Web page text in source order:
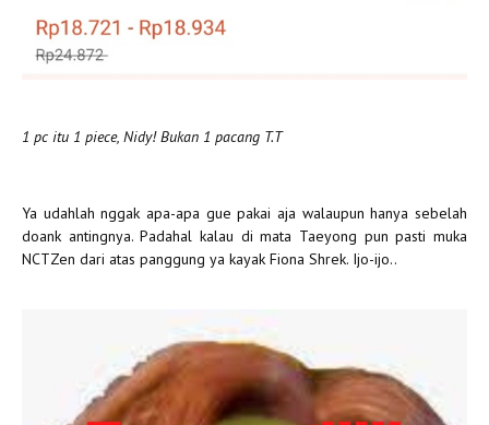
1 pc itu 1 piece, Nidy! Bukan 1 pacang T.T
Ya udahlah nggak apa-apa gue pakai aja walaupun hanya sebelah
doank antingnya. Padahal kalau di mata Taeyong pun pasti muka
NCTZen dari atas panggung ya kayak Fiona Shrek. Ijo-ijo..